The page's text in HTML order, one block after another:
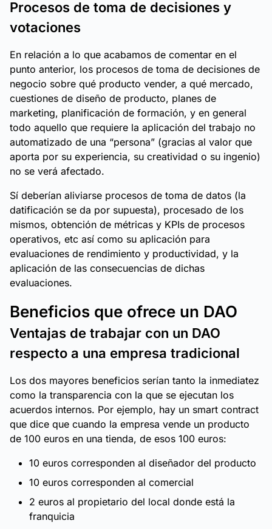
Procesos de toma de decisiones y
votaciones
En relación a lo que acabamos de comentar en el
punto anterior, los procesos de toma de decisiones de
negocio sobre qué producto vender, a qué mercado,
cuestiones de diseño de producto, planes de
marketing, planificación de formación, y en general
todo aquello que requiere la aplicación del trabajo no
automatizado de una “persona” (gracias al valor que
aporta por su experiencia, su creatividad o su ingenio)
no se verá afectado.
Sí deberían aliviarse procesos de toma de datos (la
datificación se da por supuesta), procesado de los
mismos, obtención de métricas y KPIs de procesos
operativos, etc así como su aplicación para
evaluaciones de rendimiento y productividad, y la
aplicación de las consecuencias de dichas
evaluaciones.
Beneficios que ofrece un DAO
Ventajas de trabajar con un DAO
respecto a una empresa tradicional
Los dos mayores beneficios serían tanto la inmediatez
como la transparencia con la que se ejecutan los
acuerdos internos. Por ejemplo, hay un smart contract
que dice que cuando la empresa vende un producto
de 100 euros en una tienda, de esos 100 euros:
10 euros corresponden al diseñador del producto
10 euros corresponden al comercial
2 euros al propietario del local donde está la
franquicia